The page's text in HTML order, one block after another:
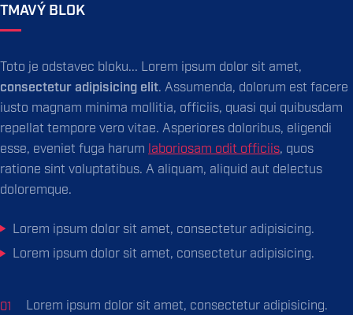
TMAVÝ BLOK
Toto je odstavec bloku... Lorem ipsum dolor sit amet,
consectetur adipisicing elit. Assumenda, dolorum est facere
iusto magnam minima mollitia, officiis, quasi qui quibusdam
repellat tempore vero vitae. Asperiores doloribus, eligendi
esse, eveniet fuga harum laboriosam odit officiis, quos
ratione sint voluptatibus. A aliquam, aliquid aut delectus
doloremque.
Lorem ipsum dolor sit amet, consectetur adipisicing.
Lorem ipsum dolor sit amet, consectetur adipisicing.
Lorem ipsum dolor sit amet, consectetur adipisicing.